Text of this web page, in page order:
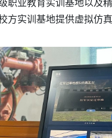
职业教育实训基地以及
方实训基地提供虚拟仿